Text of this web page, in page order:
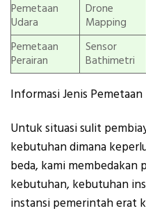
Pemetaan
Udara
Drone
Mapping
Pemetaan
Perairan
Sensor
Bathimetri
Informasi Jenis Pemetaan
Untuk situasi sulit
kebutuhan dimana
beda, kami membedakan
kebutuhan, kebutuhan
instansi pemerintah erat